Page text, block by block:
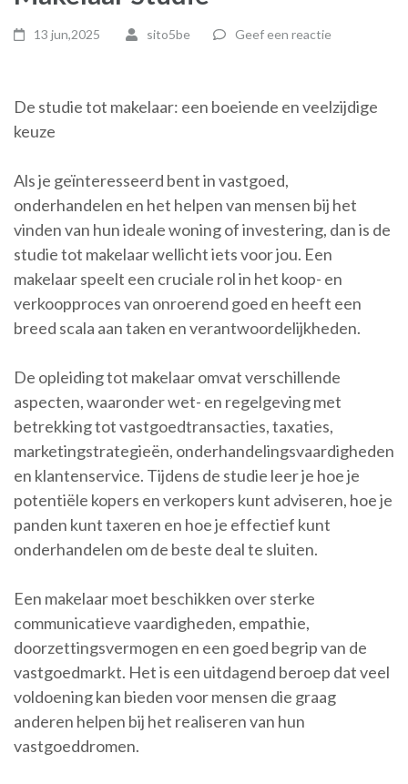
13 jun,2025 sito5be Geef een reactie
De studie tot makelaar: een boeiende en veelzijdige
keuze
Als je geïnteresseerd bent in vastgoed,
onderhandelen en het helpen van mensen bij het
vinden van hun ideale woning of investering, dan is de
studie tot makelaar wellicht iets voor jou. Een
makelaar speelt een cruciale rol in het koop- en
verkoopproces van onroerend goed en heeft een
breed scala aan taken en verantwoordelijkheden.
De opleiding tot makelaar omvat verschillende
aspecten, waaronder wet- en regelgeving met
betrekking tot vastgoedtransacties, taxaties,
marketingstrategieën, onderhandelingsvaardigheden
en klantenservice. Tijdens de studie leer je hoe je
potentiële kopers en verkopers kunt adviseren, hoe je
panden kunt taxeren en hoe je effectief kunt
onderhandelen om de beste deal te sluiten.
Een makelaar moet beschikken over sterke
communicatieve vaardigheden, empathie,
doorzettingsvermogen en een goed begrip van de
vastgoedmarkt. Het is een uitdagend beroep dat veel
voldoening kan bieden voor mensen die graag
anderen helpen bij het realiseren van hun
vastgoeddromen.